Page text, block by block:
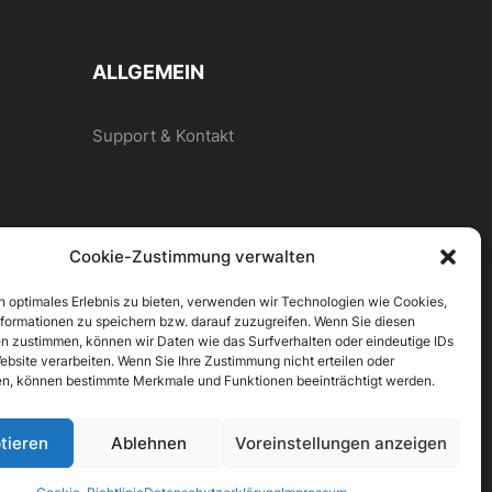
Cookie-Zustimmung verwalten
optimales Erlebnis zu bieten, verwenden wir Technologien wie Cookies,
zu speichern bzw. darauf zuzugreifen. Wenn Sie diesen
zustimmen, können wir Daten wie das Surfverhalten oder eindeutige IDs
verarbeiten. Wenn Sie Ihre Zustimmung nicht erteilen oder
können bestimmte Merkmale und Funktionen beeinträchtigt werden.
Ablehnen Voreinstellungen anzeigen
ALLGEMEIN
Support & Kontakt